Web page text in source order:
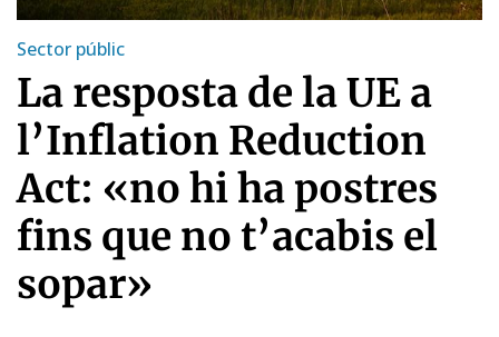
Sector públic
La resposta de la UE a
l’Inflation Reduction
Act: «no hi ha postres
fins que no t’acabis el
sopar»